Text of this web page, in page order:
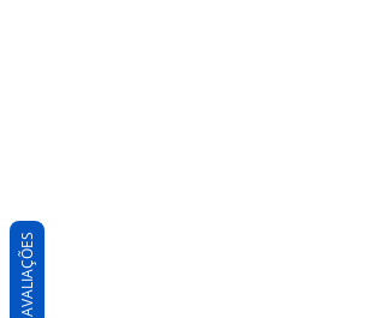
AVALIAÇÕES